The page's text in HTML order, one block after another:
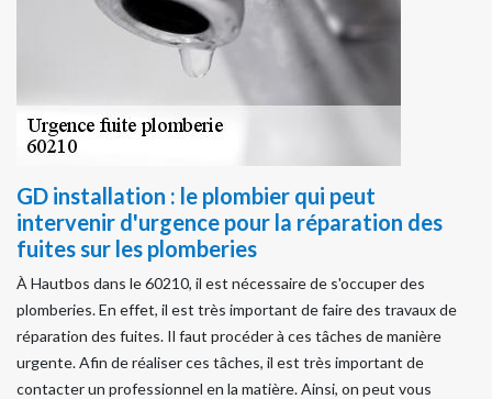
GD installation : le plombier qui peut
intervenir d'urgence pour la réparation des
fuites sur les plomberies
À Hautbos dans le 60210, il est nécessaire de s'occuper des
plomberies. En effet, il est très important de faire des travaux de
réparation des fuites. Il faut procéder à ces tâches de manière
urgente. Afin de réaliser ces tâches, il est très important de
contacter un professionnel en la matière. Ainsi, on peut vous